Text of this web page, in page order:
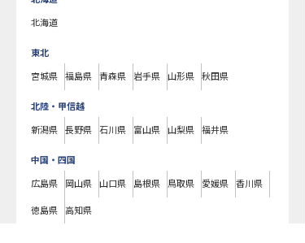
北海道
東北
宮城県 福島県 青森県 岩手県 山形県 秋田県
北陸・甲信越
新潟県 長野県 石川県 富山県 山梨県 福井県
中国・四国
広島県 岡山県 山口県 島根県 鳥取県 愛媛県 香川県
徳島県 高知県